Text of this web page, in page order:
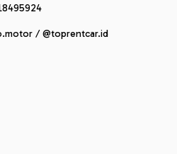
/ @toprentcar.id